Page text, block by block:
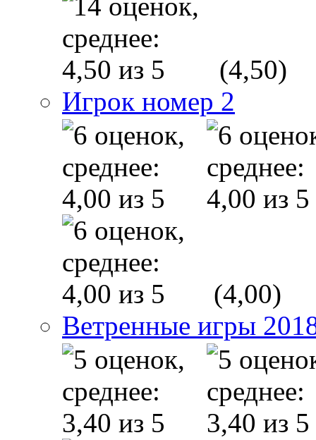
(4,50)
Игрок номер 2
(4,00)
Ветренные игры